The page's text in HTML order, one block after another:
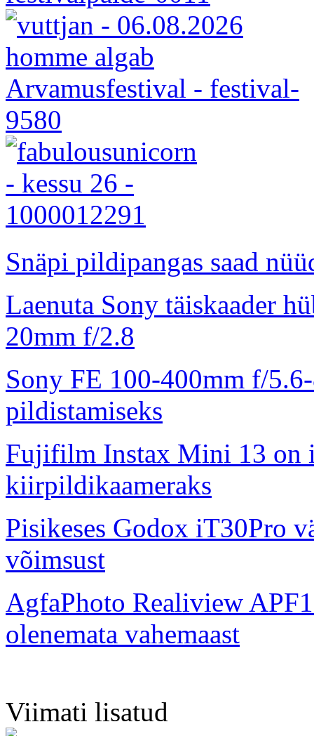
Snäpi pildipangas saad
Laenuta Sony täiskaader
20mm f/2.8
Sony FE 100-400mm f/
pildistamiseks
Fujifilm Instax Mini 13 on
kiirpildikaameraks
Pisikeses Godox iT30Pro
võimsust
AgfaPhoto Realiview
olenemata vahemaast
Viimati lisatud